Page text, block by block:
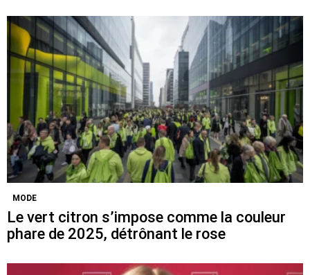
MODE
Le vert citron s’impose comme la couleur
phare de 2025, détrônant le rose